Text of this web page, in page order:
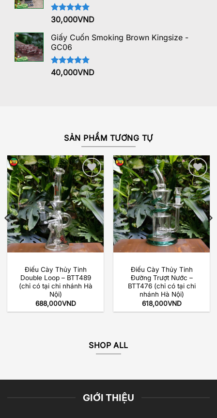
Được xếp
hạng
5 sao
30,000VND
Giấy Cuốn Smoking Brown Kingsize -
GC06
Được xếp
hạng
40,000VND
SẢN PHẨM TƯƠNG TỰ
Add to
wishlist
Điếu Cày Thủy Tinh
Double Loop – BTT489
(chỉ có tại chi nhánh Hà
Nội)
688,000VND
Add to
wishlist
Điếu Cày Thủy Tinh
Đường Trượt Nước –
BTT476 (chỉ có tại chi
nhánh Hà Nội)
618,000VND
SHOP ALL
GIỚI THIỆU